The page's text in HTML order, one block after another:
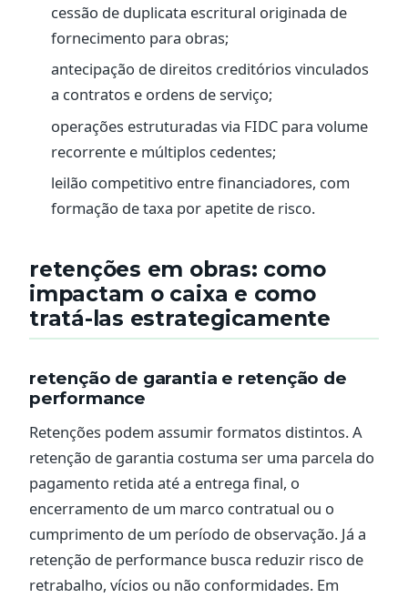
cessão de duplicata escritural originada de
fornecimento para obras;
antecipação de direitos creditórios vinculados
a contratos e ordens de serviço;
operações estruturadas via FIDC para volume
recorrente e múltiplos cedentes;
leilão competitivo entre financiadores, com
formação de taxa por apetite de risco.
retenções em obras: como
impactam o caixa e como
tratá-las estrategicamente
retenção de garantia e retenção de
performance
Retenções podem assumir formatos distintos. A
retenção de garantia costuma ser uma parcela do
pagamento retida até a entrega final, o
encerramento de um marco contratual ou o
cumprimento de um período de observação. Já a
retenção de performance busca reduzir risco de
retrabalho, vícios ou não conformidades. Em